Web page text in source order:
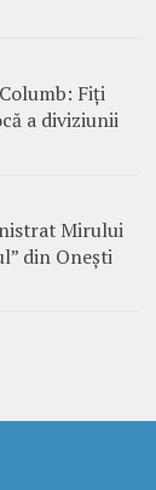
Fiți
a diviziunii
Mirului
din Onești